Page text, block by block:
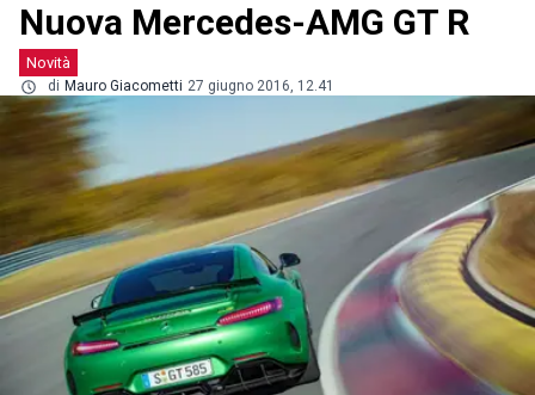
Nuova Mercedes-AMG GT R
Novità
di Mauro Giacometti 27 giugno 2016, 12.41